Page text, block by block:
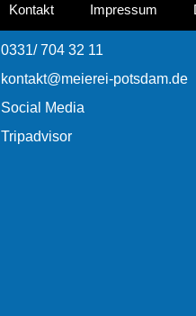
Kontakt Impressum
0331/ 704 32 11
kontakt@meierei-potsdam.de
Social Media
Tripadvisor